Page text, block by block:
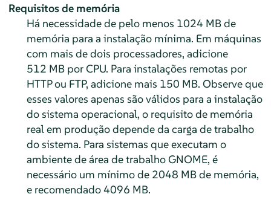
Requisitos de memória
Há necessidade de pelo menos 1024 MB de
memória para a instalação mínima. Em máquinas
com mais de dois processadores, adicione
512 MB por CPU. Para instalações remotas por
HTTP ou FTP, adicione mais 150 MB. Observe que
esses valores apenas são válidos para a instalação
do sistema operacional, o requisito de memória
real em produção depende da carga de trabalho
do sistema. Para sistemas que executam o
ambiente de área de trabalho GNOME, é
necessário um mínimo de 2048 MB de memória,
e recomendado 4096 MB.